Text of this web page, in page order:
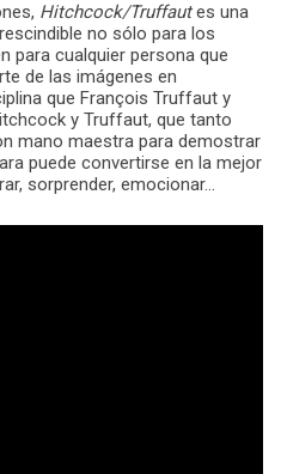
Hitchcock/Truffautes una
no sólo para los
para cualquier persona que
de las imágenes en
que François Truffaut y
y Truffaut, que tanto
mano maestra para demostrar
puede convertirse en la mejor
sorprender, emocionar…